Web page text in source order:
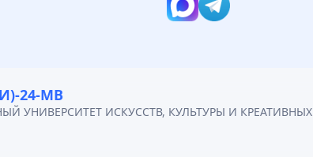
КУЛЬТУРЫ И КРЕАТИВНЫХ ИНДУСТРИЙ
24-МВ
УНИВЕРСИТЕТ ИСКУССТВ, КУЛЬТУРЫ И КРЕАТИВНЫХ